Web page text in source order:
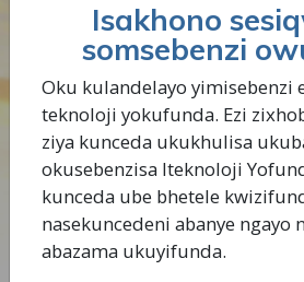
Isakhono
somsebenzi
Oku kulandelayo yimisebenzi
teknoloji yokufunda. Ezi
ziya kunceda ukukhulisa
okusebenzisa Iteknoloji
kunceda ube bhetele
nasekuncedeni abanye ngayo
abazama ukuyifunda.
ongaqinisekanga ngalo kwaye
ngokwenkqubo ekwicandelo
Okucacisa iGama.”
QAPHELA: Phinda-phinda lo
kangangoko ufuna ukuze
ngokupheleleyo ngemigaqo
Gqibezela eLi